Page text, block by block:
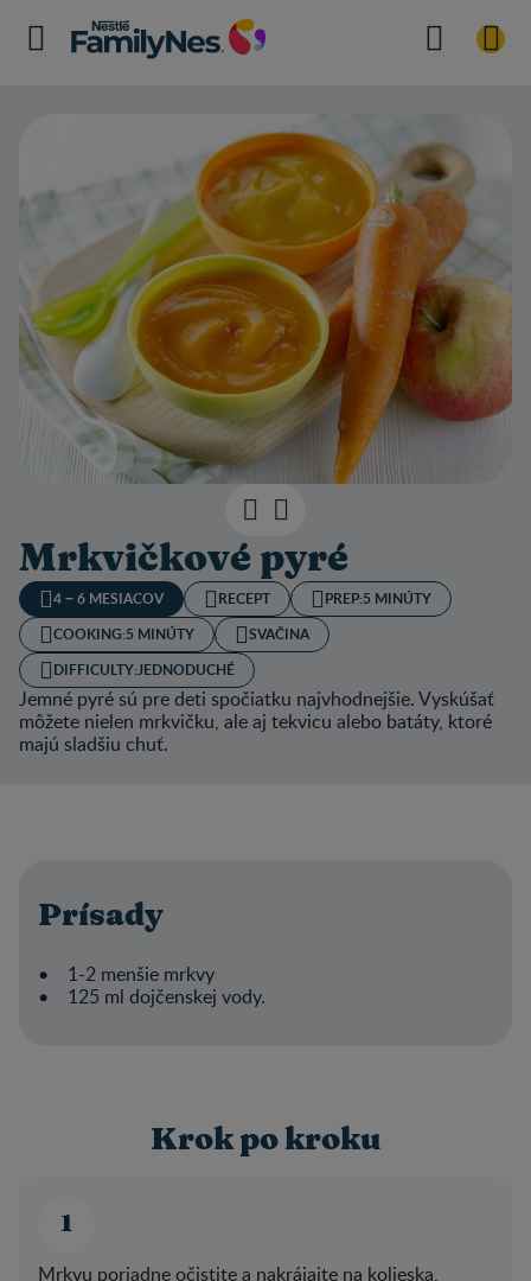
Mrkvičkové pyré
4 − 6 MESIACOV RECEPT PREP:5 MINÚTY
COOKING:5 MINÚTY
SVAČINA
DIFFICULTY:JEDNODUCHÉ
Jemné pyré sú pre deti spočiatku najvhodnejšie. Vyskúšať
môžete nielen mrkvičku, ale aj tekvicu alebo batáty, ktoré
majú sladšiu chuť.
Prísady
• 1-2 menšie mrkvy
• 125 ml dojčenskej vody.
Krok po kroku
Mrkvu poriadne očistite a nakrájajte na kolieska,